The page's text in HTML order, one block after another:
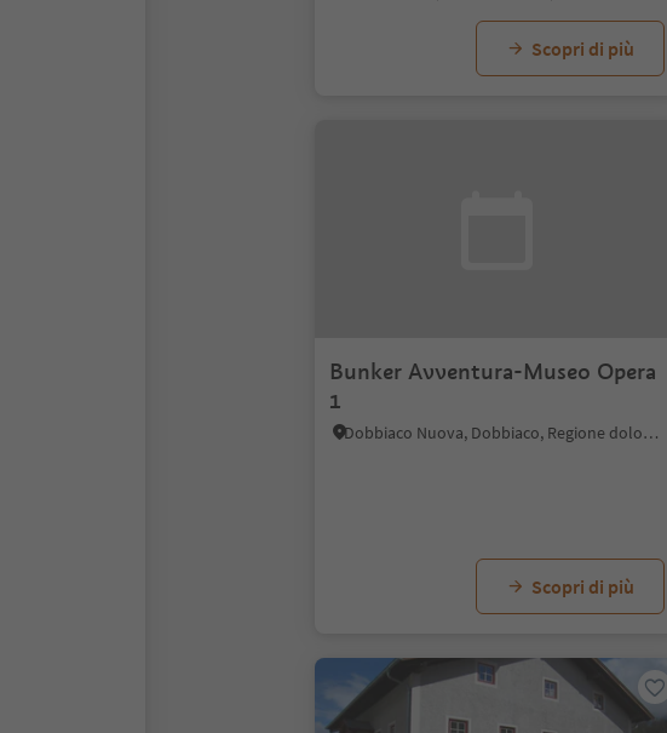
Scopri di più
Bunker Avventura-Museo Opera
1
Dobbiaco Nuova, Dobbiaco, Regione dolomitica 3 Cime
Scopri di più